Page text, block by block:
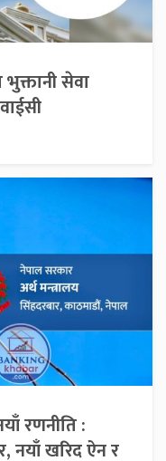
भुक्तानी सेवा
रणनीति :
नयाँ खरिद ऐन र